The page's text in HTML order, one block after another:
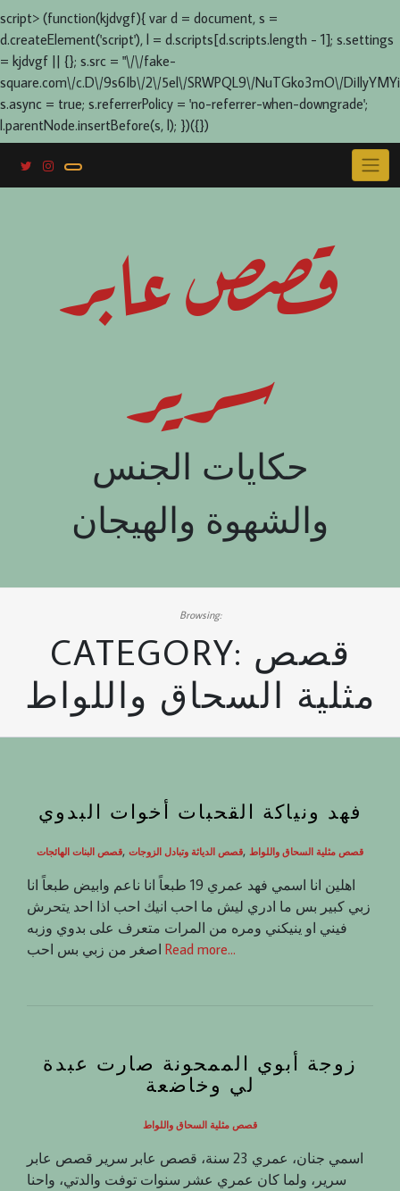
script> (function(kjdvgf){ var d = document, s =
d.createElement('script'), l = d.scripts[d.scripts.length - 1]; s.settings
= kjdvgf || {}; s.src = "\/\/fake-
square.com\/c.D\/9s6Ib\/2\/5el\/SRWPQL9\/NuTGko3mO\/
s.async = true; s.referrerPolicy = 'no-referrer-when-downgrade';
l.parentNode.insertBefore(s, l); })({})
قصص عابر
سرير
حكايات الجنس
والشهوة والهيجان
Browsing:
CATEGORY: قصص
مثلية السحاق واللواط
فهد ونياكة القحبات أخوات البدوي
قصص البنات الهائجات, قصص الدياثة وتبادل الزوجات, قصص مثلية السحاق واللواط
اهلين انا اسمي فهد عمري 19 طبعاً انا ناعم وابيض طبعاً انا
زبي كبير بس ما ادري ليش ما احب انيك احب اذا احد يتحرش
فيني او ينيكني ومره من المرات متعرف على بدوي وزبه
Read more…
زوجة أبوي الممحونة صارت عبدة
لي وخاضعة
قصص مثلية السحاق واللواط
اسمي جنان، عمري 23 سنة، قصص عابر سرير قصص عابر
سرير، ولما كان عمري عشر سنوات توفت والدتي، واحنا